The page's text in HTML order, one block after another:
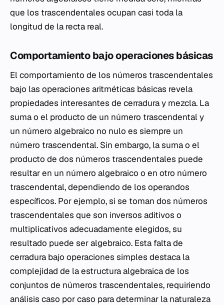
que los trascendentales ocupan casi toda la
longitud de la recta real.
Comportamiento bajo operaciones básicas
El comportamiento de los números trascendentales
bajo las operaciones aritméticas básicas revela
propiedades interesantes de cerradura y mezcla. La
suma o el producto de un número trascendental y
un número algebraico no nulo es siempre un
número trascendental. Sin embargo, la suma o el
producto de dos números trascendentales puede
resultar en un número algebraico o en otro número
trascendental, dependiendo de los operandos
específicos. Por ejemplo, si se toman dos números
trascendentales que son inversos aditivos o
multiplicativos adecuadamente elegidos, su
resultado puede ser algebraico. Esta falta de
cerradura bajo operaciones simples destaca la
complejidad de la estructura algebraica de los
conjuntos de números trascendentales, requiriendo
análisis caso por caso para determinar la naturaleza